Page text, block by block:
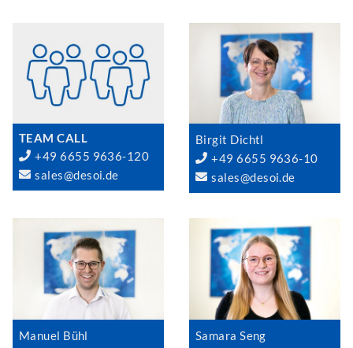
TEAM CALL
+49 6655 9636-120
sales@desoi.de
Birgit Dichtl
+49 6655 9636-10
sales@desoi.de
Manuel Bühl
Samara Seng